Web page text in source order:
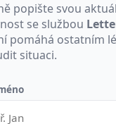
popište svou
se službou
pomáhá ostatním
situaci.